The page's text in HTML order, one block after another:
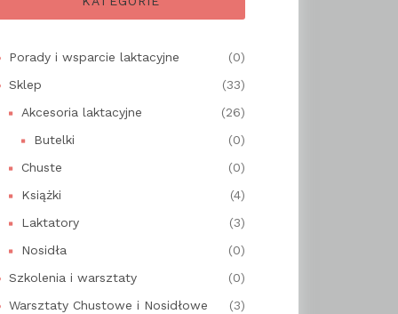
Porady i wsparcie laktacyjne
(0)
Sklep
(33)
Akcesoria laktacyjne
(26)
Butelki
(0)
Chuste
(0)
Książki
(4)
Laktatory
(3)
Nosidła
(0)
Szkolenia i warsztaty
(0)
Warsztaty Chustowe i Nosidłowe
(3)